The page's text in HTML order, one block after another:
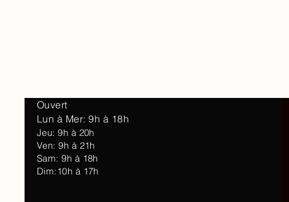
Ouvert
Lun à Mer: 9h à 18h
Jeu: 9h à 20h
Ven: 9h à 21h
Sam: 9h à 18h
Dim:10h à 17h